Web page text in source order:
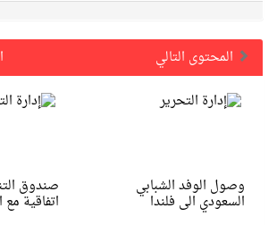
المحتوى التالي
صندوق
اتفاقية
وصول الوفد الشبابي
السعودي الى فلندا